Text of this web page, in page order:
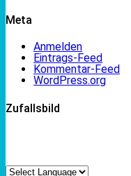
Meta
Anmelden
Eintrags-Feed
Kommentar-Feed
WordPress.org
Zufallsbild